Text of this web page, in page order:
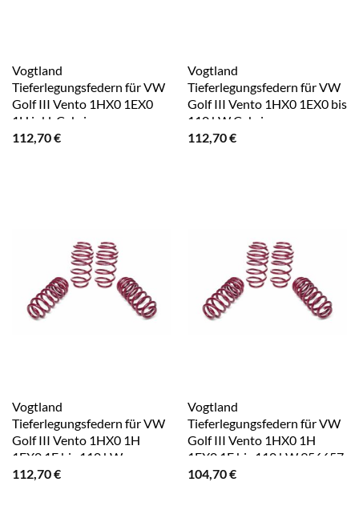
Vogtland
Tieferlegungsfedern für VW
Golf III Vento 1HX0 1EX0
1H inkl. Cabrio
112,70€
Vogtland
Tieferlegungsfedern für VW
Golf III Vento 1HX0 1EX0 bis
110 kW Cabrio
112,70€
Vogtland
Tieferlegungsfedern für VW
Golf III Vento 1HX0 1H
1EX0 1E bis 110 kW
112,70€
Vogtland
Tieferlegungsfedern für VW
Golf III Vento 1HX0 1H
1EX0 1E bis 110 kW 956657
104,70€